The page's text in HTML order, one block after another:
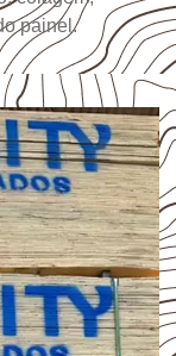
painel.